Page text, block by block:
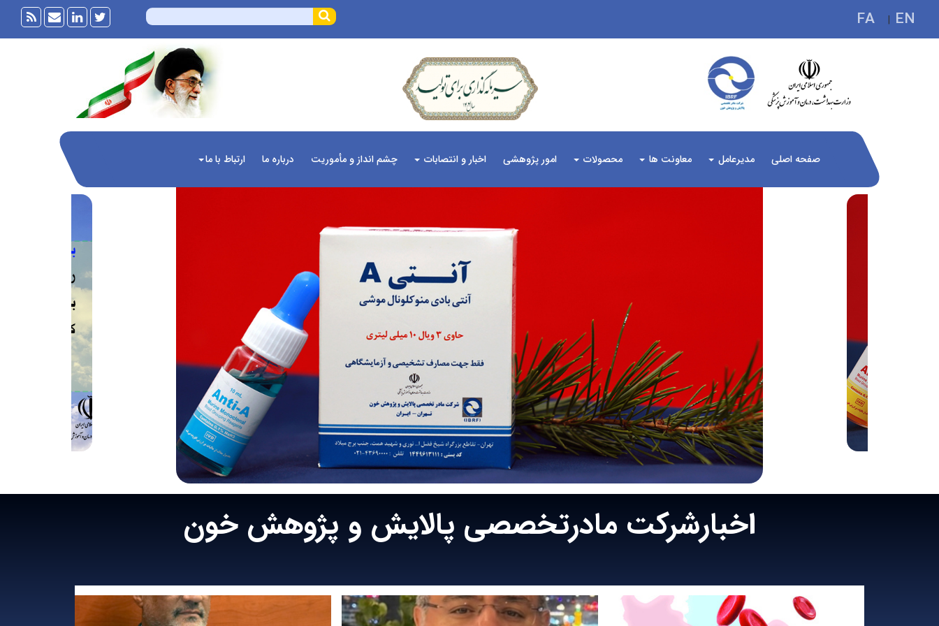
EN
|
FA
صفحه اصلی مدیرعامل معاونت ها محصولات امور پژوهشی اخبار و انتصابات چشم انداز و مأموریت درباره ما ارتباط با ما
اخبارشرکت مادرتخصصی پالایش و پژوهش خون